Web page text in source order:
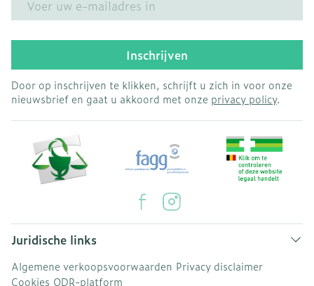
Inschrijven
Door op inschrijven te klikken, schrijft u zich in voor onze
nieuwsbrief en gaat u akkoord met onze privacy policy.
Juridische links
Algemene verkoopsvoorwaarden Privacy disclaimer
Cookies ODR-platform